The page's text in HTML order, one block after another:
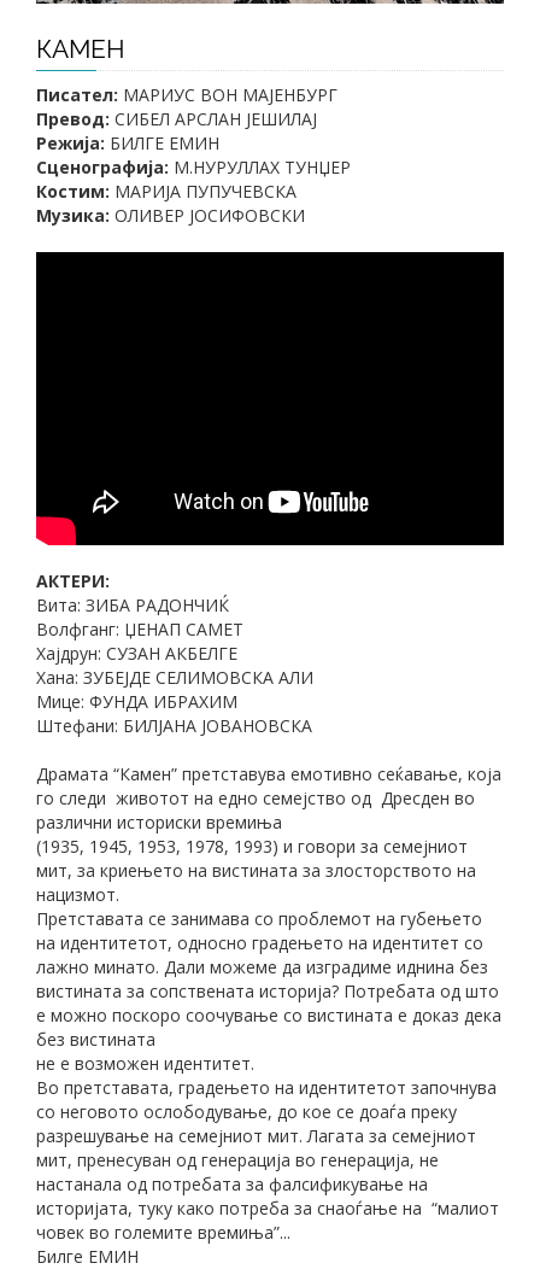
КАМЕН
Писател: МАРИУС ВОН МАЈЕНБУРГ
Превод: СИБЕЛ АРСЛАН ЈЕШИЛАЈ
Режија: БИЛГЕ ЕМИН
Сценографија: М.НУРУЛЛАХ ТУНЏЕР
Костим: МАРИЈА ПУПУЧЕВСКА
Музика: ОЛИВЕР ЈОСИФОВСКИ
АКТЕРИ:
Вита: ЗИБА РАДОНЧИЌ
Волфганг: ЏЕНАП САМЕТ
Хајдрун: СУЗАН АКБЕЛГЕ
Хана: ЗУБЕЈДЕ СЕЛИМОВСКА АЛИ
Мице: ФУНДА ИБРАХИМ
Штефани: БИЛЈАНА ЈОВАНОВСКА
Драмата “Камен” претставува емотивно сеќавање, која
го следи животот на едно семејство од Дресден во
различни историски времиња
(1935, 1945, 1953, 1978, 1993) и говори за семејниот
мит, за криењето на вистината за злосторството на
нацизмот.
Претставата се занимава со проблемот на губењето
на идентитетот, односно градењето на идентитет со
лажно минато. Дали можеме да изградиме иднина без
вистината за сопствената историја? Потребата од што
е можно поскоро соочување со вистината е доказ дека
без вистината
не е возможен идентитет.
Во претставата, градењето на идентитетот започнува
со неговото ослободување, до кое се доаѓа преку
разрешување на семејниот мит. Лагата за семејниот
мит, пренесуван од генерација во генерација, не
настанала од потребата за фалсификување на
историјата, туку како потреба за снаоѓање на “малиот
човек во големите времиња”...
Билге ЕМИН